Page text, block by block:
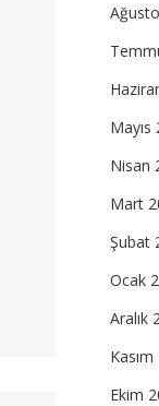
Mayıs
Nisan
Mart
Şubat
Ocak
Aralık
Kasım
Ekim